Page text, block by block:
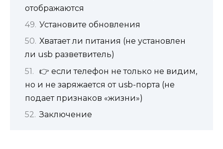
отображаются
Установите обновления
Хватает ли питания (не установлен
ли usb разветвитель)
👉 если телефон не только не видим,
но и не заряжается от usb-порта (не
подает признаков «жизни»)
Заключение